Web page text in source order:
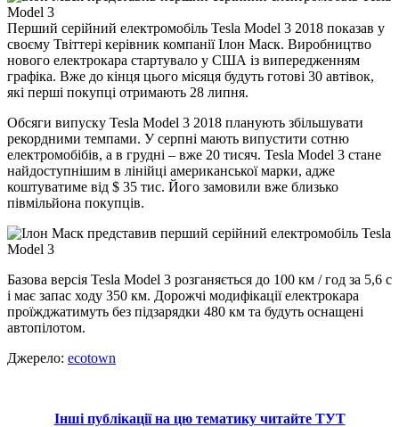
Перший серійний електромобіль Tesla Model 3 2018 показав у
своєму Твіттері керівник компанії Ілон Маск. Виробництво
нового електрокара стартувало у США із випередженням
графіка. Вже до кінця цього місяця будуть готові 30 автівок,
які перші покупці отримають 28 липня.
Обсяги випуску Tesla Model 3 2018 планують збільшувати
рекордними темпами. У серпні мають випустити сотню
електромобібів, а в грудні – вже 20 тисяч. Tesla Model 3 стане
найдоступнішим в лінійці американської марки, адже
коштуватиме від $ 35 тис. Його замовили вже близько
півмільйона покупців.
Базова версія Tesla Model 3 розганяється до 100 км / год за 5,6 с
і має запас ходу 350 км. Дорожчі модифікації електрокара
проїжджатимуть без підзарядки 480 км та будуть оснащені
автопілотом.
Джерело: ecotown
Інші публікації на цю тематику читайте ТУТ